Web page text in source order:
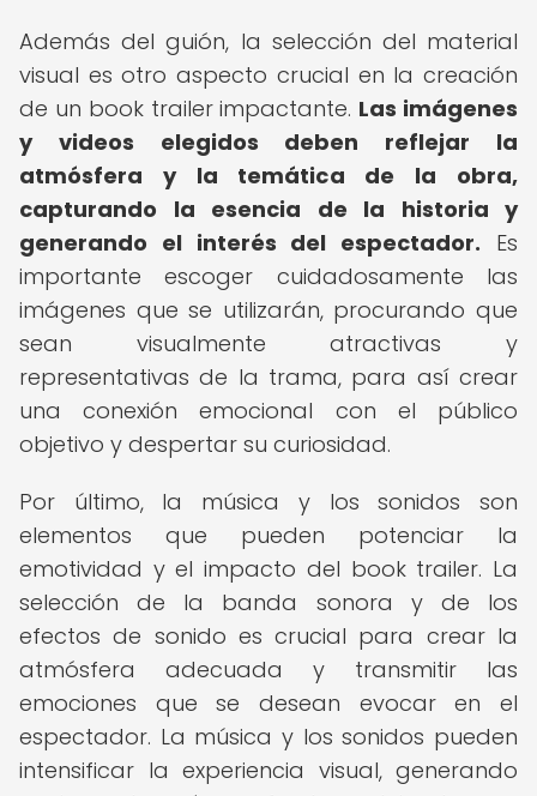
Además del guión, la selección del material
visual es otro aspecto crucial en la creación
de un book trailer impactante. Las imágenes
y videos elegidos deben reflejar la
atmósfera y la temática de la obra,
capturando la esencia de la historia y
generando el interés del espectador. Es
importante escoger cuidadosamente las
imágenes que se utilizarán, procurando que
sean visualmente atractivas y
representativas de la trama, para así crear
una conexión emocional con el público
objetivo y despertar su curiosidad.
Por último, la música y los sonidos son
elementos que pueden potenciar la
emotividad y el impacto del book trailer. La
selección de la banda sonora y de los
efectos de sonido es crucial para crear la
atmósfera adecuada y transmitir las
emociones que se desean evocar en el
espectador. La música y los sonidos pueden
intensificar la experiencia visual, generando